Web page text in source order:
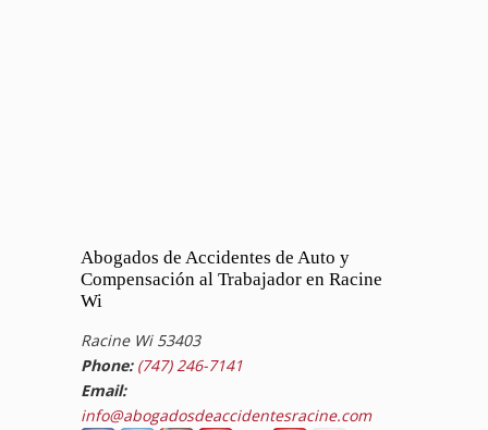
Abogados de Accidentes de Auto y
Compensación al Trabajador en Racine
Wi
Racine Wi 53403
Phone: (747) 246-7141
Email:
info@abogadosdeaccidentesracine.com